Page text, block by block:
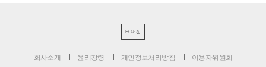
PC버전
회사소개 윤리강령 개인정보처리방침 이용자위원회